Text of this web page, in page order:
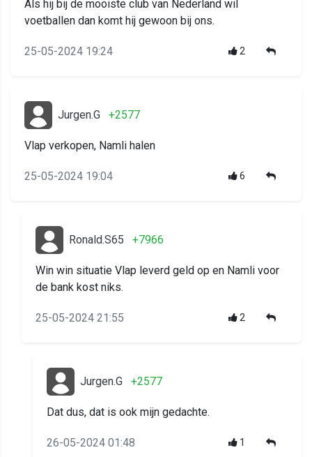
Als hij bij de mooiste club van Nederland wil
voetballen dan komt hij gewoon bij ons.
25-05-2024 19:24 2
Jurgen.G +2577
Vlap verkopen, Namli halen
25-05-2024 19:04 6
Ronald.S65 +7966
Win win situatie Vlap leverd geld op en Namli voor
de bank kost niks.
25-05-2024 21:55 2
Jurgen.G +2577
Dat dus, dat is ook mijn gedachte.
26-05-2024 01:48 1